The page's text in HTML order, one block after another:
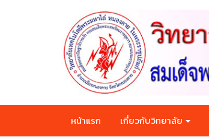
หน้าแรก เกี่ยวกับวิทยาลัย